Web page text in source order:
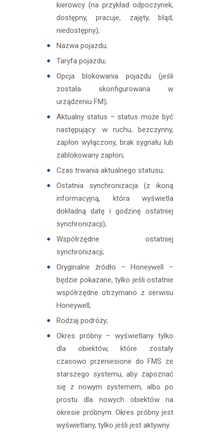
kierowcy (na przykład odpoczynek,
dostępny, pracuje, zajęty, błąd,
niedostępny);
Nazwa pojazdu;
Taryfa pojazdu;
Opcja blokowania pojazdu (jeśli
została skonfigurowana w
urządzeniu FM);
Aktualny status – status może być
następujący: w ruchu, bezczynny,
zapłon wyłączony, brak sygnału lub
zablokowany zapłon;
Czas trwania aktualnego statusu;
Ostatnia synchronizacja (z ikoną
informacyjną, która wyświetla
dokładną datę i godzinę ostatniej
synchronizacji);
Współrzędne ostatniej
synchronizacji;
Oryginalne źródło – Honeywell –
będzie pokazane, tylko jeśli ostatnie
współrzędne otrzymano z serwisu
Honeywell;
Rodzaj podróży;
Okres próbny – wyświetlany tylko
dla obiektów, które zostały
czasowo przeniesione do FMS ze
starszego systemu, aby zapoznać
się z nowym systemem, albo po
prostu dla nowych obiektów na
okresie próbnym. Okres próbny jest
wyświetlany, tylko jeśli jest aktywny.